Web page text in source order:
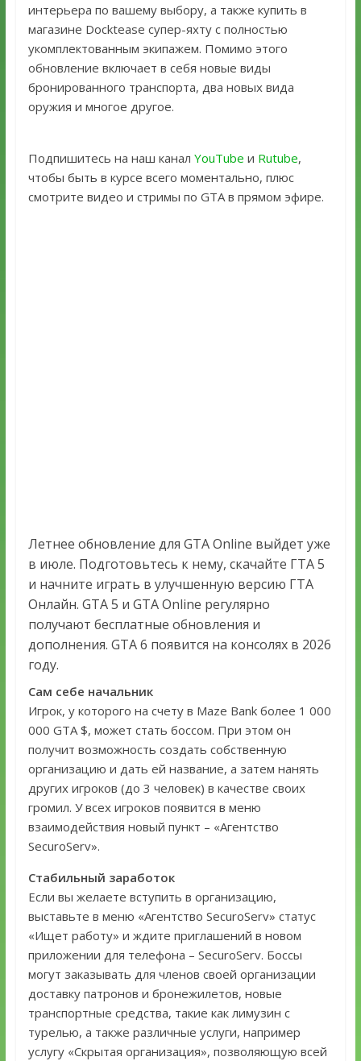
интерьера по вашему выбору, а также купить в
магазине Docktease супер-яхту с полностью
укомплектованным экипажем. Помимо этого
обновление включает в себя новые виды
бронированного транспорта, два новых вида
оружия и многое другое.
Подпишитесь на наш канал YouTube и Rutube,
чтобы быть в курсе всего моментально, плюс
смотрите видео и стримы по GTA в прямом эфире.
Летнее обновление для GTA Online выйдет уже
в июле. Подготовьтесь к нему, скачайте ГТА 5
и начните играть в улучшенную версию ГТА
Онлайн. GTA 5 и GTA Online регулярно
получают бесплатные обновления и
дополнения. GTA 6 появится на консолях в 2026
году.
Сам себе начальник
Игрок, у которого на счету в Maze Bank более 1 000
000 GTA $, может стать боссом. При этом он
получит возможность создать собственную
организацию и дать ей название, а затем нанять
других игроков (до 3 человек) в качестве своих
громил. У всех игроков появится в меню
взаимодействия новый пункт – «Агентство
SecuroServ».
Стабильный заработок
Если вы желаете вступить в организацию,
выставьте в меню «Агентство SecuroServ» статус
«Ищет работу» и ждите приглашений в новом
приложении для телефона – SecuroServ. Боссы
могут заказывать для членов своей организации
доставку патронов и бронежилетов, новые
транспортные средства, такие как лимузин с
турелью, а также различные услуги, например
услугу «Скрытая организация», позволяющую всей